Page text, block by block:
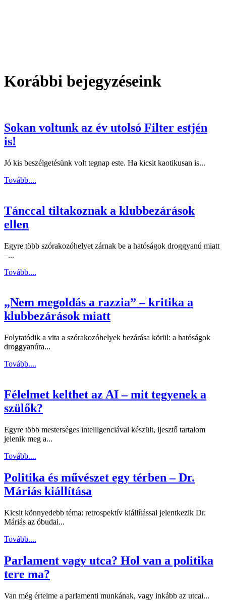
Korábbi bejegyzéseink
Sokan voltunk az év utolsó Filter estjén
is!
Jó kis beszélgetésünk volt tegnap este. Ha kicsit kaotikusan is...
Tovább....
Tánccal tiltakoznak a klubbezárások
ellen
Egyre több szórakozóhelyet zárnak be a hatóságok droggyanú miatt
–...
Tovább....
„Nem megoldás a razzia” – kritika a
klubbezárások miatt
Folytatódik a vita a szórakozóhelyek bezárása körül: a hatóságok
droggyanúra...
Tovább....
Félelmet kelthet az AI – mit tegyenek a
szülők?
Egyre több mesterséges intelligenciával készült, ijesztő tartalom
jelenik meg a...
Tovább....
Politika és művészet egy térben – Dr.
Máriás kiállítása
Kicsit könnyedebb téma: retrospektív kiállítással jelentkezik Dr.
Máriás az óbudai...
Tovább....
Parlament vagy utca? Hol van a politika
tere ma?
Van még értelme a parlamenti munkának, vagy inkább az utcai...